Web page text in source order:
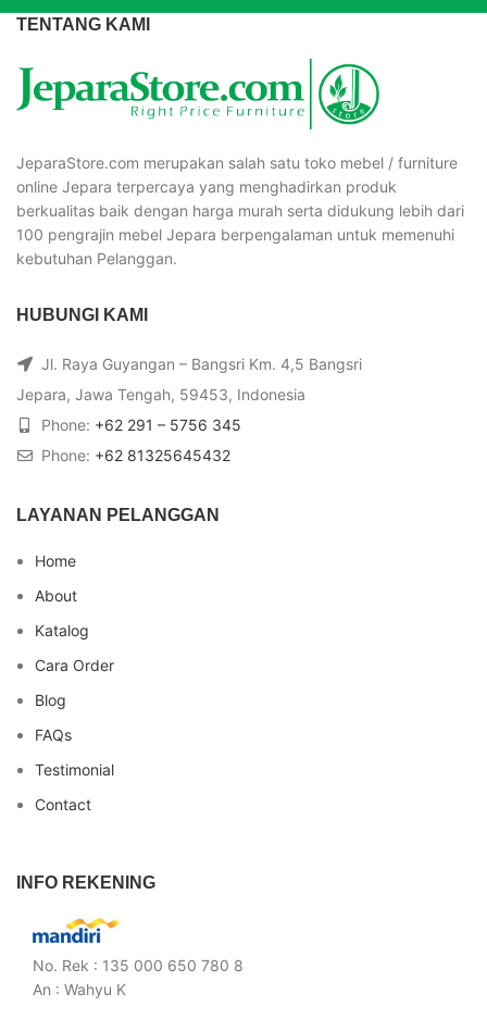
TENTANG KAMI
JeparaStore.com merupakan salah satu toko mebel / furniture
online Jepara terpercaya yang menghadirkan produk
berkualitas baik dengan harga murah serta didukung lebih dari
100 pengrajin mebel Jepara berpengalaman untuk memenuhi
kebutuhan Pelanggan.
HUBUNGI KAMI
Jl. Raya Guyangan – Bangsri Km. 4,5 Bangsri
Jepara, Jawa Tengah, 59453, Indonesia
Phone: +62 291 – 5756 345
Phone: +62 81325645432
LAYANAN PELANGGAN
Home
About
Katalog
Cara Order
Blog
FAQs
Testimonial
Contact
INFO REKENING
No. Rek : 135 000 650 780 8
An : Wahyu K